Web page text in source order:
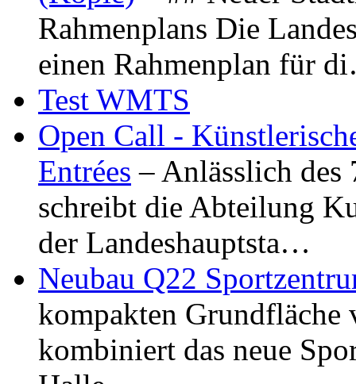
Rahmenplans Die
einen Rahmenplan für
Test WMTS
Open Call -
Entrées – Anlässlich
schreibt die Abteilung
der Landeshauptsta…
Neubau Q22
kompakten Grundfläche
kombiniert das neue